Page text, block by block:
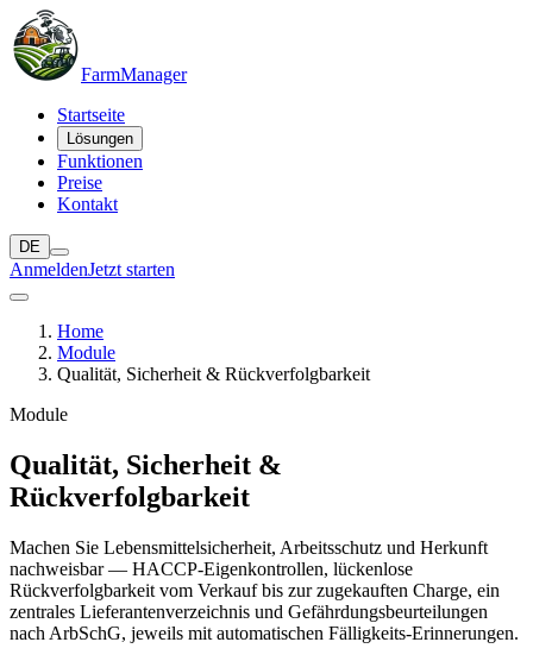
FarmManager
Startseite
Lösungen
Funktionen
Preise
Kontakt
DE
AnmeldenJetzt starten
Home
Module
Qualität, Sicherheit & Rückverfolgbarkeit
Module
Qualität, Sicherheit &
Rückverfolgbarkeit
Machen Sie Lebensmittelsicherheit, Arbeitsschutz und Herkunft
nachweisbar — HACCP-Eigenkontrollen, lückenlose
Rückverfolgbarkeit vom Verkauf bis zur zugekauften Charge, ein
zentrales Lieferantenverzeichnis und Gefährdungsbeurteilungen
nach ArbSchG, jeweils mit automatischen Fälligkeits-Erinnerungen.